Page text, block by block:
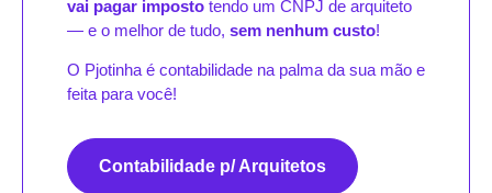
vai pagar imposto tendo um CNPJ de arquiteto
— e o melhor de tudo, sem nenhum custo!
O Pjotinha é contabilidade na palma da sua mão e
feita para você!
Contabilidade p/ Arquitetos